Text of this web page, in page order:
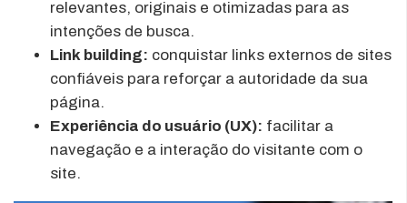
relevantes, originais e otimizadas para as
intenções de busca.
Link building: conquistar links externos de sites
confiáveis para reforçar a autoridade da sua
página.
Experiência do usuário (UX): facilitar a
navegação e a interação do visitante com o
site.